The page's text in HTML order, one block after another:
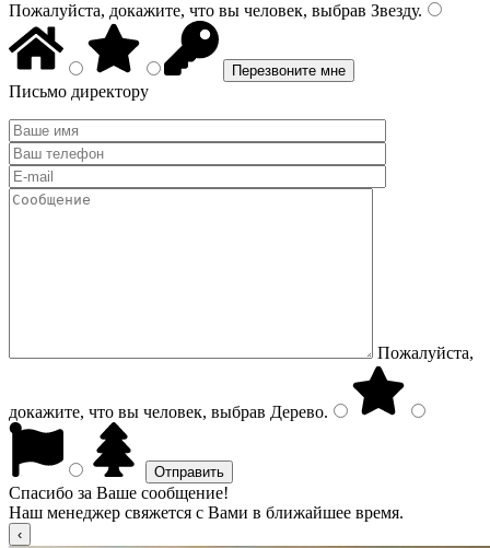
Пожалуйста, докажите, что вы человек, выбрав Звезду.
Письмо директору
Пожалуйста,
докажите, что вы человек, выбрав Дерево.
Спасибо за Ваше сообщение!
Наш менеджер свяжется с Вами в ближайшее время.